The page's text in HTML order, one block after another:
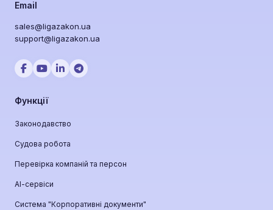
Email
sales@ligazakon.ua
support@ligazakon.ua
Функції
Законодавство
Судова робота
Перевірка компаній та персон
АІ-сервіси
Система "Корпоративні документи"